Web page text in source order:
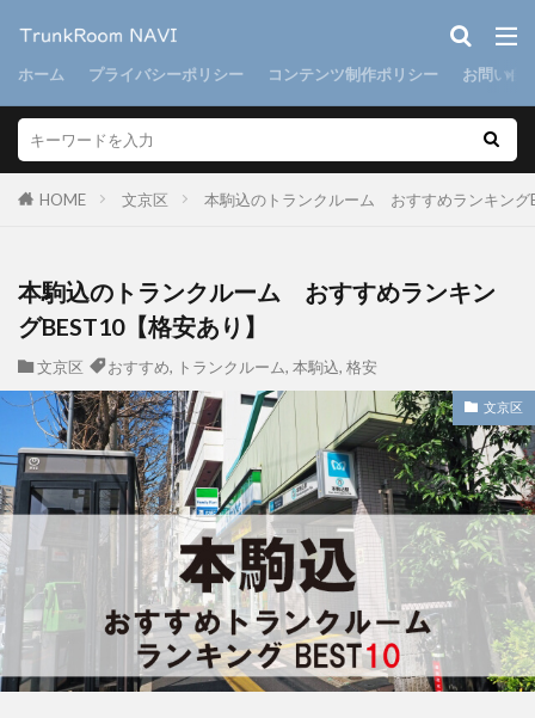
ホーム プライバシーポリシー コンテンツ制作ポリシー お問い合
HOME 文京区 本駒込のトランクルーム おすすめランキング
本駒込のトランクルーム おすすめランキン
グBEST10【格安あり】
文京区 おすすめ, トランクルーム, 本駒込, 格安
文京区